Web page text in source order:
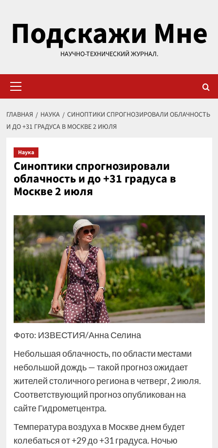
содержимому
Подскажи Мне
НАУЧНО-ТЕХНИЧЕСКИЙ ЖУРНАЛ.
меню
ГЛАВНАЯ НАУКА
СИНОПТИКИ СПРОГНОЗИРОВАЛИ ОБЛАЧНОСТЬ
И ДО +31 ГРАДУСА В МОСКВЕ 2 ИЮЛЯ
Наука
Синоптики спрогнозировали
облачность и до +31 градуса в
Москве 2 июля
Фото: ИЗВЕСТИЯ/Анна Селина
Небольшая облачность, по области местами
небольшой дождь — такой прогноз ожидает
жителей столичного региона в четверг, 2 июля.
Соответствующий прогноз опубликован на
сайте Гидрометцентра.
Температура воздуха в Москве днем будет
колебаться от +29 до +31 градуса. Ночью